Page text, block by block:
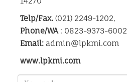
Telp/Fax. (021) 2249-1202,
Phone/WA: 0823-9373-6002
Email: admin@lpkmi.com
www.lpkmi.com